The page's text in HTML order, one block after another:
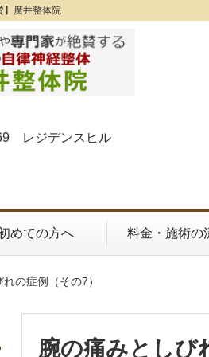
】廣井整体院
レジデンスヒル
めての方へ 料金・施術の
の症例（その7）
腕の痛みとしび